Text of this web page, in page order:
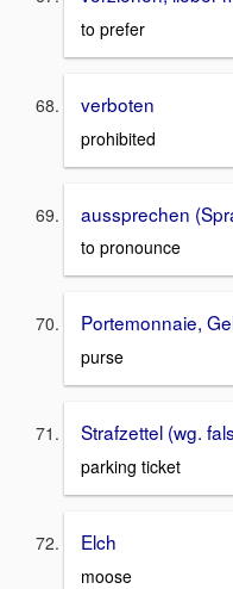
to prefer
verboten
prohibited
aussprechen
to pronounce
Portemonnaie,
purse
Strafzettel (wg.
parking ticket
Elch
moose